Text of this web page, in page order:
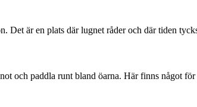
Det är en plats där lugnet råder och där tiden
och paddla runt bland öarna. Här finns något för